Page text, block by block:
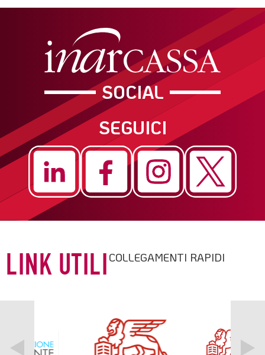
SOCIAL
SEGUICI
LINK UTILI COLLEGAMENTI RAPIDI